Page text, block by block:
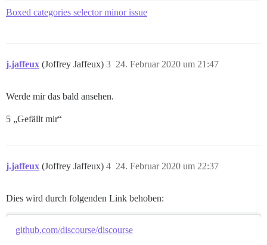
Boxed categories selector minor issue
j.jaffeux (Joffrey Jaffeux) 24. Februar 2020 um 21:47
3
Werde mir das bald ansehen.
5 „Gefällt mir“
j.jaffeux (Joffrey Jaffeux) 24. Februar 2020 um 22:37
4
Dies wird durch folgenden Link behoben:
github.com/discourse/discourse